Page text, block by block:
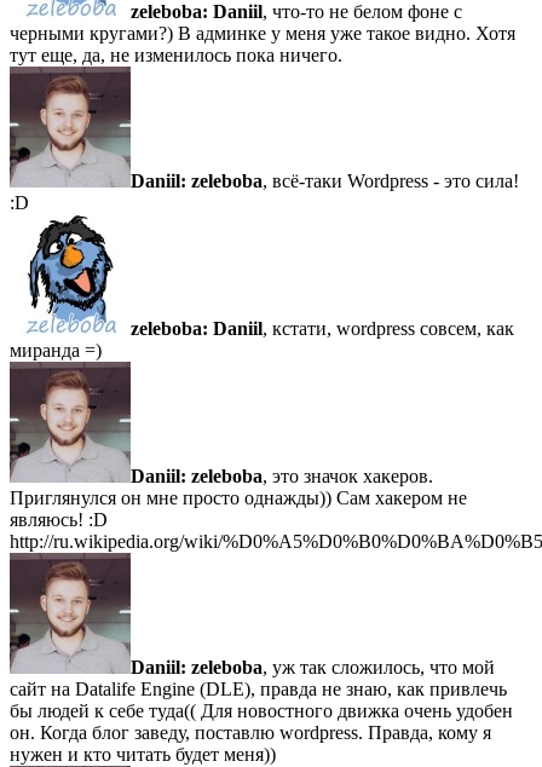
zeleboba: Daniil, что-то не белом фоне с
черными кругами?) В админке у меня уже такое видно. Хотя
тут еще, да, не изменилось пока ничего.
Daniil: zeleboba, всё-таки Wordpress - это сила!
:D
zeleboba: Daniil, кстати, wordpress совсем, как
миранда =)
Daniil: zeleboba, это значок хакеров.
Приглянулся он мне просто однажды)) Сам хакером не
являюсь! :D
http://ru.wikipedia.org/wiki/
Daniil: zeleboba, уж так сложилось, что мой
сайт на Datalife Engine (DLE), правда не знаю, как привлечь
бы людей к себе туда(( Для новостного движка очень удобен
он. Когда блог заведу, поставлю wordpress. Правда, кому я
нужен и кто читать будет меня))